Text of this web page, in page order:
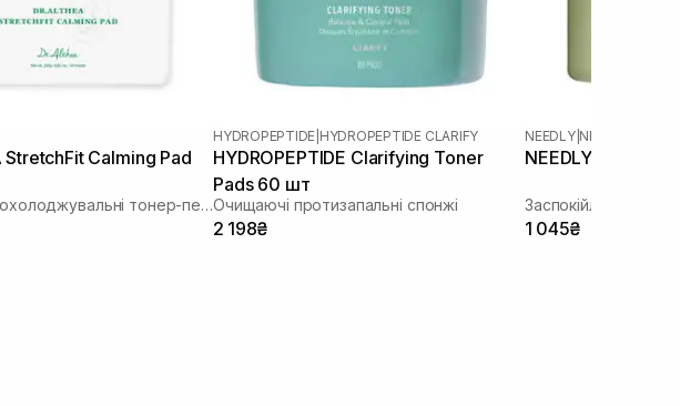
StretchFit Calming Pad
Заспокійливі охолоджувальні тонер-педи для подразненої шкіри
HYDROPEPTIDE HYDROPEPTIDE CLARIFY
HYDROPEPTIDE Clarifying Toner
Pads 60 шт
Очищаючі протизапальні спонжі
2 198₴
NEEDLY| NEEDLY
NEEDLY
Заспокійливі пади
1 045₴